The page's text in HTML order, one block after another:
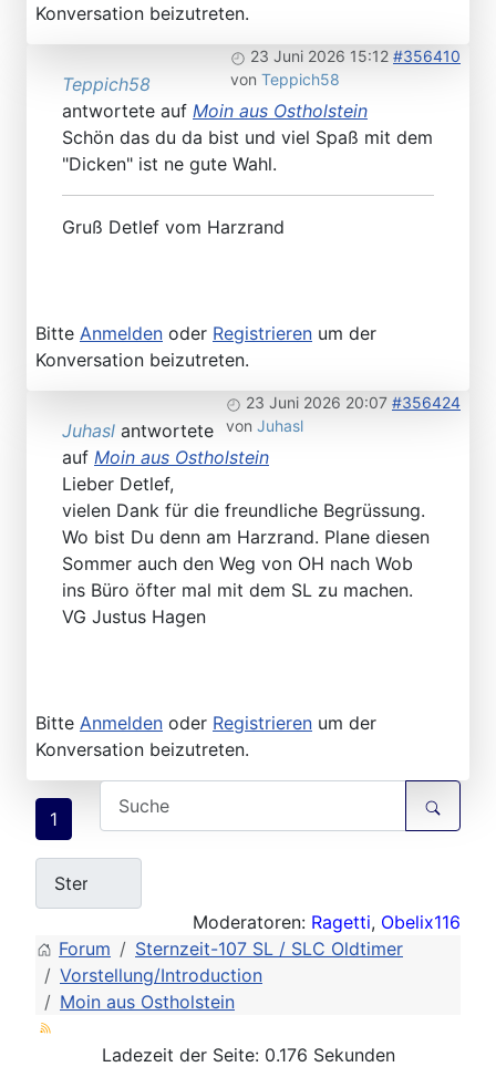
Konversation beizutreten.
23 Juni 2026 15:12 #356410
von Teppich58
Teppich58
antwortete auf Moin aus Ostholstein
Schön das du da bist und viel Spaß mit dem
"Dicken" ist ne gute Wahl.
Gruß Detlef vom Harzrand
Bitte Anmelden oder Registrieren um der
Konversation beizutreten.
23 Juni 2026 20:07 #356424
von Juhasl
Juhasl antwortete
auf Moin aus Ostholstein
Lieber Detlef,
vielen Dank für die freundliche Begrüssung.
Wo bist Du denn am Harzrand. Plane diesen
Sommer auch den Weg von OH nach Wob
ins Büro öfter mal mit dem SL zu machen.
VG Justus Hagen
Bitte Anmelden oder Registrieren um der
Konversation beizutreten.
1
Moderatoren: Ragetti, Obelix116
Forum
Sternzeit-107 SL / SLC Oldtimer
Vorstellung/Introduction
Moin aus Ostholstein
Ladezeit der Seite: 0.176 Sekunden